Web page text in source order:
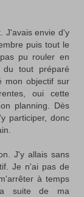
J'avais envie d'y
puis tout le
pu rouler en
tout préparé
mon objectif sur
oui cette
planning. Dès
participer, donc
J'y allais sans
Je n'ai pas de
à temps
suite de ma